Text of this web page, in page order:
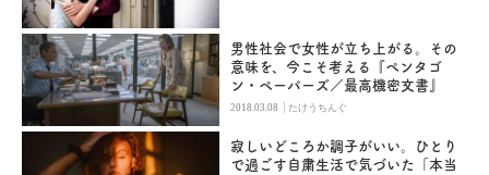
男性社会で女性が立ち上がる。その
意味を、今こそ考える『ペンタゴ
ン・ペーパーズ／最高機密文書』
2018.03.08 | たけうちんぐ
寂しいどころか調子がいい。ひとり
で過ごす自粛生活で気づいた「本当